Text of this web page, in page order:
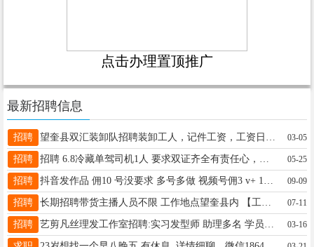
点击办理置顶推广
最新招聘信息
招聘 03-05
招聘 05-25
招聘 09-09
招聘 07-11
招聘 03-16